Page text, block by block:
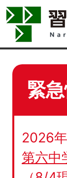
緊
2026
第六中